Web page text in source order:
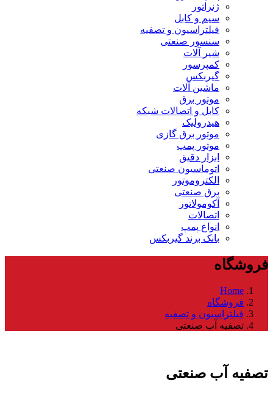
ژنراتور
سیم و کابل
فیلتراسیون و تصفیه
سنسور صنعتی
شیر آلات
کمپرسور
گیربکس
ماشین آلات
موتور برق
کابل و اتصالات شبکه
هیدرولیک
موتور برق گازی
موتور پمپ
ابزار دقیق
اتوماسیون صنعتی
الکتروموتور
برق صنعتی
آکومولاتور
اتصالات
انواع پمپ
بانک برند گیربکس
فروشگاه
Home
فروشگاه
فیلتراسیون و تصفیه
تصفیه آب صنعتی
تصفیه آب صنعتی